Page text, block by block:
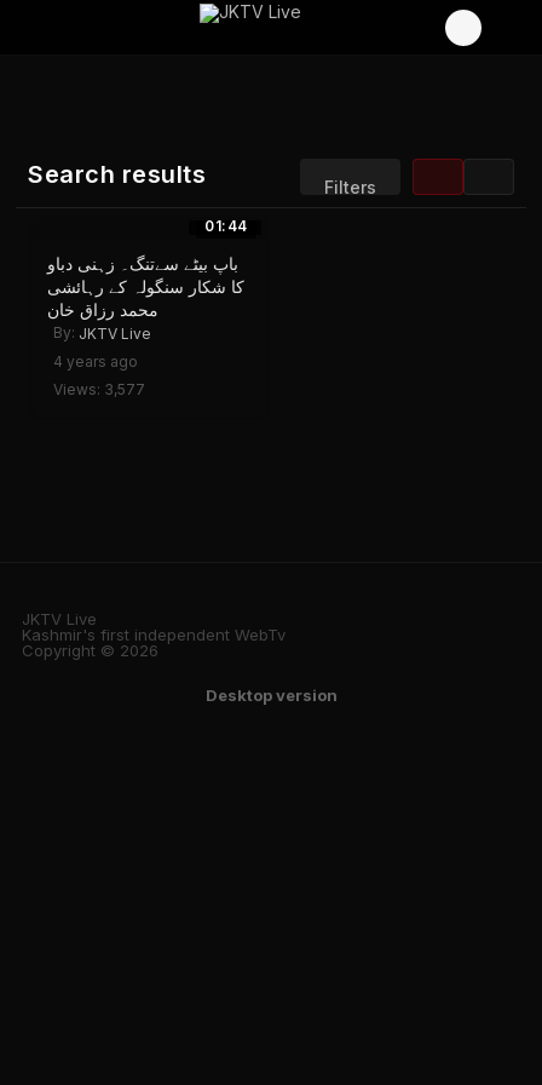
Filters
Search results
01:44
باپ بیٹے سےتنگ۔ زہنی دباو
کا شکار سنگولہ کے رہائشی
محمد رزاق خان
By: JKTV Live
4 years ago
Views: 3,577
JKTV Live
Kashmir's first independent WebTv
Copyright © 2026
Desktop version